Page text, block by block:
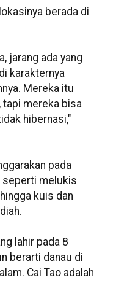
berada di
jarang ada yang
karakternya
Mereka itu
tapi mereka bisa
hibernasi,"
pada
seperti melukis
kuis dan
lahir pada 8
berarti danau di
Cai Tao adalah